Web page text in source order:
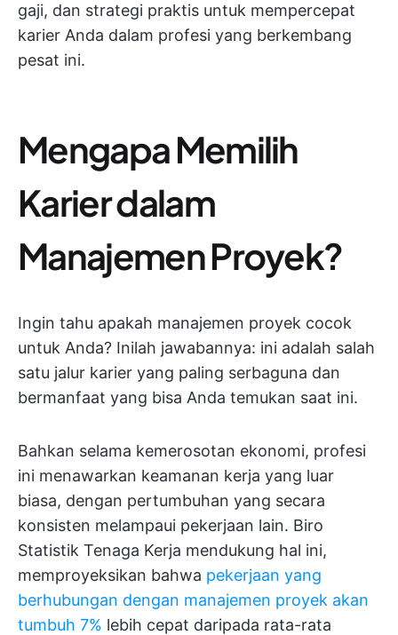
gaji, dan strategi praktis untuk mempercepat
karier Anda dalam profesi yang berkembang
pesat ini.
Mengapa Memilih
Karier dalam
Manajemen Proyek?
Ingin tahu apakah manajemen proyek cocok
untuk Anda? Inilah jawabannya: ini adalah salah
satu jalur karier yang paling serbaguna dan
bermanfaat yang bisa Anda temukan saat ini.
Bahkan selama kemerosotan ekonomi, profesi
ini menawarkan keamanan kerja yang luar
biasa, dengan pertumbuhan yang secara
konsisten melampaui pekerjaan lain. Biro
Statistik Tenaga Kerja mendukung hal ini,
memproyeksikan bahwa pekerjaan yang
berhubungan dengan manajemen proyek akan
tumbuh 7% lebih cepat daripada rata-rata